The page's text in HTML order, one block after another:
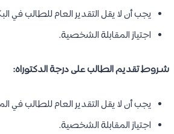
يجب أن لا يقل التقدير العام للطالب في
اجتياز المقابلة الشخصية.
شـروط تقديم الطالب على درجة الدكتوراه:
يجب أن لا يقل التقدير العام للطالب في
اجتياز المقابلة الشخصية.